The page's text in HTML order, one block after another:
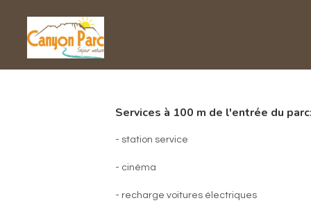
Services à 100 m de l'entrée du parc:
- station service
- cinéma
- recharge voitures électriques